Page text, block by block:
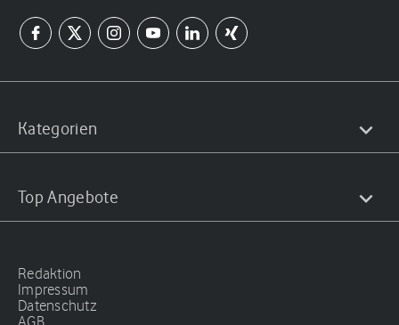
Kategorien
Top Angebote
Redaktion
Impressum
Datenschutz